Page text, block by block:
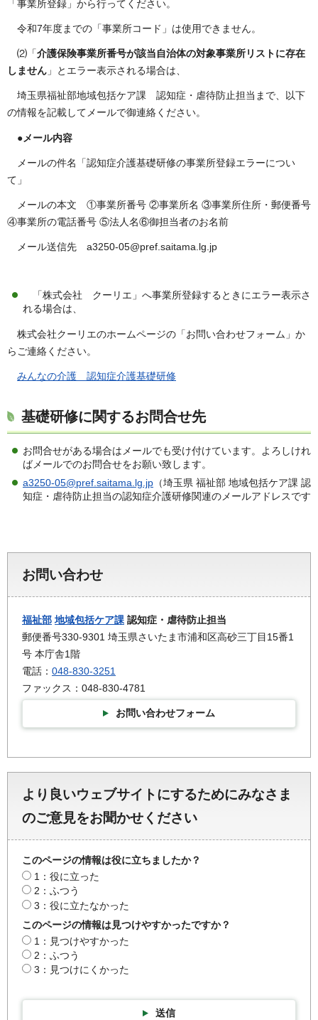
「事業所登録」から行ってください。
令和7年度までの「事業所コード」は使用できません。
⑵「介護保険事業所番号が該当自治体の対象事業所リストに存在
しません 」とエラー表示される場合は、
埼玉県福祉部地域包括ケア課 認知症・虐待防止担当まで、以下
の情報を記載してメールで御連絡ください。
●メール内容
メールの件名「認知症介護基礎研修の事業所登録エラーについ
て」
メールの本文 ①事業所番号 ②事業所名 ③事業所住所・郵便番号
④事業所の電話番号 ⑤法人名⑥御担当者のお名前
メール送信先 a3250-05@pref.saitama.lg.jp
「株式会社 クーリエ」へ事業所登録するときにエラー表示さ
れる場合は、
株式会社クーリエのホームページの「お問い合わせフォーム」か
らご連絡ください。
みんなの介護 認知症介護基礎研修
基礎研修に関するお問合せ先
お問合せがある場合はメールでも受け付けています。よろしけれ
ばメールでのお問合せをお願い致します。
a3250-05@pref.saitama.lg.jp （埼玉県 福祉部 地域包括ケア課 認
知症・虐待防止担当の認知症介護研修関連のメールアドレスです
お問い合わせ
福祉部 地域包括ケア課 認知症・虐待防止担当
郵便番号330-9301 埼玉県さいたま市浦和区高砂三丁目15番1
号 本庁舎1階
電話： 048-830-3251
ファックス：048-830-4781
お問い合わせフォーム
より良いウェブサイトにするためにみなさま
のご意見をお聞かせください
このページの情報は役に立ちましたか？
1：役に立った
2：ふつう
3：役に立たなかった
このページの情報は見つけやすかったですか？
1：見つけやすかった
2：ふつう
3：見つけにくかった
送信